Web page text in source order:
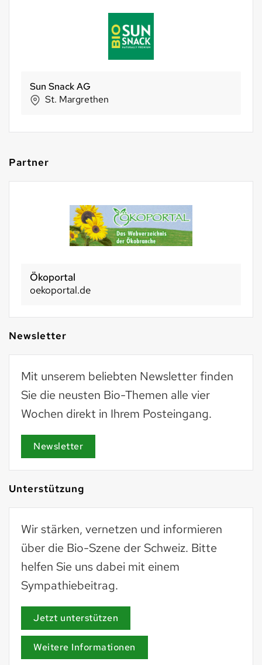
BIO SUISSE
Basel
Partner
Ökoportal
oekoportal.de
Newsletter
Mit unserem beliebten Newsletter finden
Sie die neusten Bio-Themen alle vier
Wochen direkt in Ihrem Posteingang.
Newsletter
Unterstützung
Wir stärken, vernetzen und informieren
über die Bio-Szene der Schweiz. Bitte
helfen Sie uns dabei mit einem
Sympathiebeitrag.
Jetzt unterstützen
Weitere Informationen